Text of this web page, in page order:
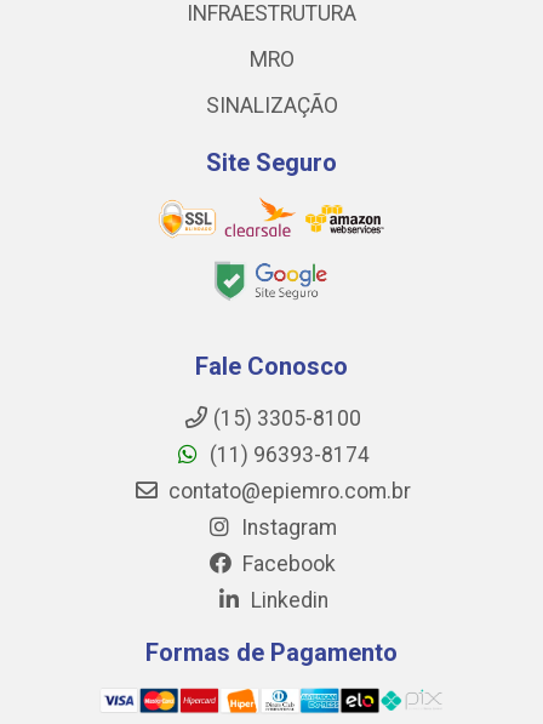
INFRAESTRUTURA
MRO
SINALIZAÇÃO
Site Seguro
Fale Conosco
(15) 3305-8100
(11) 96393-8174
contato@epiemro.com.br
Instagram
Facebook
Linkedin
Formas de Pagamento